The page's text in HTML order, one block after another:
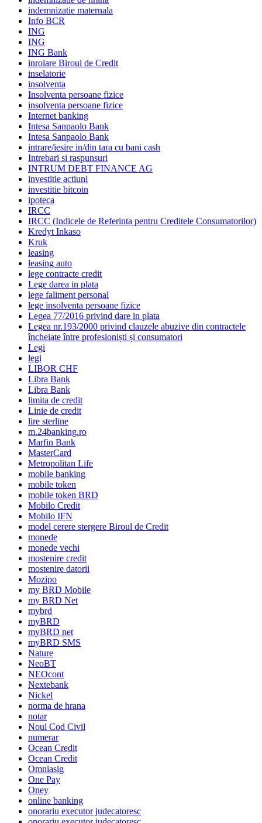
indemnizatie maternala
Info BCR
ING
ING
ING Bank
inrolare Biroul de Credit
inselatorie
insolventa
Insolventa persoane fizice
insolventa persoane fizice
Internet banking
Intesa Sanpaolo Bank
Intesa Sanpaolo Bank
intrare/iesire in/din tara cu bani cash
Intrebari si raspunsuri
INTRUM DEBT FINANCE AG
investitie actiuni
investitie bitcoin
ipoteca
IRCC
IRCC (Indicele de Referinta pentru Creditele Consumatorilor)
Kredyt Inkaso
Kruk
leasing
leasing auto
lege contracte credit
Lege darea in plata
lege faliment personal
lege insolventa persoane fizice
Legea 77/2016 privind dare in plata
Legea nr.193/2000 privind clauzele abuzive din contractele
încheiate între profesioniști și consumatori
Legi
legi
LIBOR CHF
Libra Bank
Libra Bank
limita de credit
Linie de credit
lire sterline
m.24banking.ro
Marfin Bank
MasterCard
Metropolitan Life
mobile banking
mobile token
mobile token BRD
Mobilo Credit
Mobilo IFN
model cerere stergere Biroul de Credit
monede
monede vechi
mostenire credit
mostenire datorii
Mozipo
my BRD Mobile
my BRD Net
mybrd
myBRD
myBRD net
myBRD SMS
Nature
NeoBT
NEOcont
Nextebank
Nickel
norma de hrana
notar
Noul Cod Civil
numerar
Ocean Credit
Ocean Credit
Omniasig
One Pay
Oney
online banking
onorariu executor judecatoresc